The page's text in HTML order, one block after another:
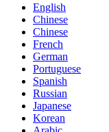
English
Chinese
Chinese
French
German
Portuguese
Spanish
Russian
Japanese
Korean